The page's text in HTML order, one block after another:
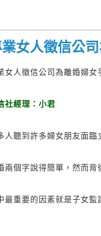
女人徵信公
女人徵信公司為離婚婦女
社經理：小君
人聽到許多婦女朋友面臨
兩個字說得簡單，然而
最重要的因素就是子女